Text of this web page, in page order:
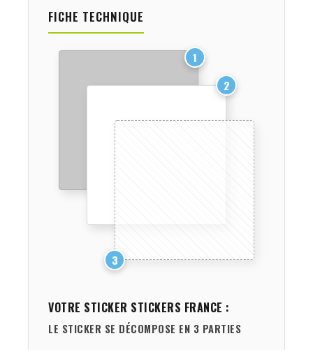
FICHE TECHNIQUE
1
2
3
VOTRE STICKER STICKERS FRANCE :
LE STICKER SE DÉCOMPOSE EN 3 PARTIES